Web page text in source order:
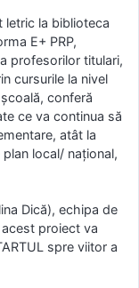
letric la biblioteca
E+ PRP,
profesorilor titulari,
cursurile la nivel
conferă
ce va continua să
atât la
local/ național,
Dică), echipa de
proiect va
spre viitor a